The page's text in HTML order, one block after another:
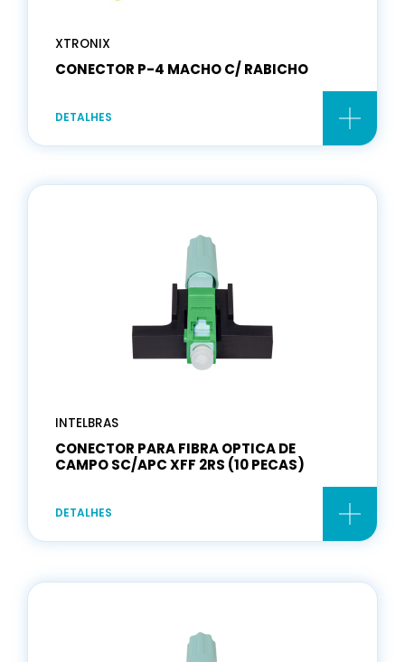
XTRONIX
CONECTOR P-4 MACHO C/ RABICHO
DETALHES
INTELBRAS
CONECTOR PARA FIBRA OPTICA DE
CAMPO SC/APC XFF 2RS (10 PECAS)
DETALHES